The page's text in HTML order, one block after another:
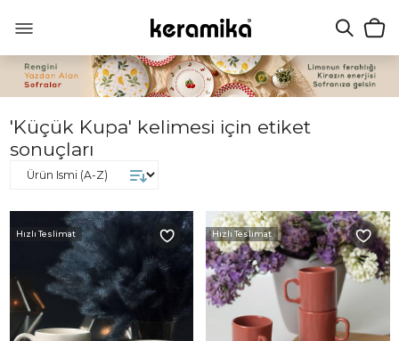
'Küçük Kupa' kelimesi için etiket
sonuçları
Hızlı Teslimat Hızlı Teslimat